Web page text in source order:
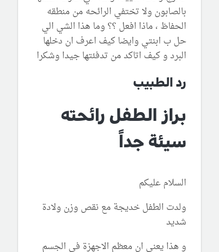
بالصابون ولا تختفي الرائحه من منطقه
الحفاظ ، ماذا افعل ؟؟ وما هذا الشي الي
حل ب ابنتي وايضا كيف اعرف ان دخلها
البرد و كيف اتاكد من تدفئتها جيدا وشكرا
رد الطبيب
براز الطفل رائحته
سيئة جداً
السلام عليكم
ولدت الطفل خديجة مع نقص وزن ولادة
شديد
و هذا يعني ان معظم الاجهزة في الجسم